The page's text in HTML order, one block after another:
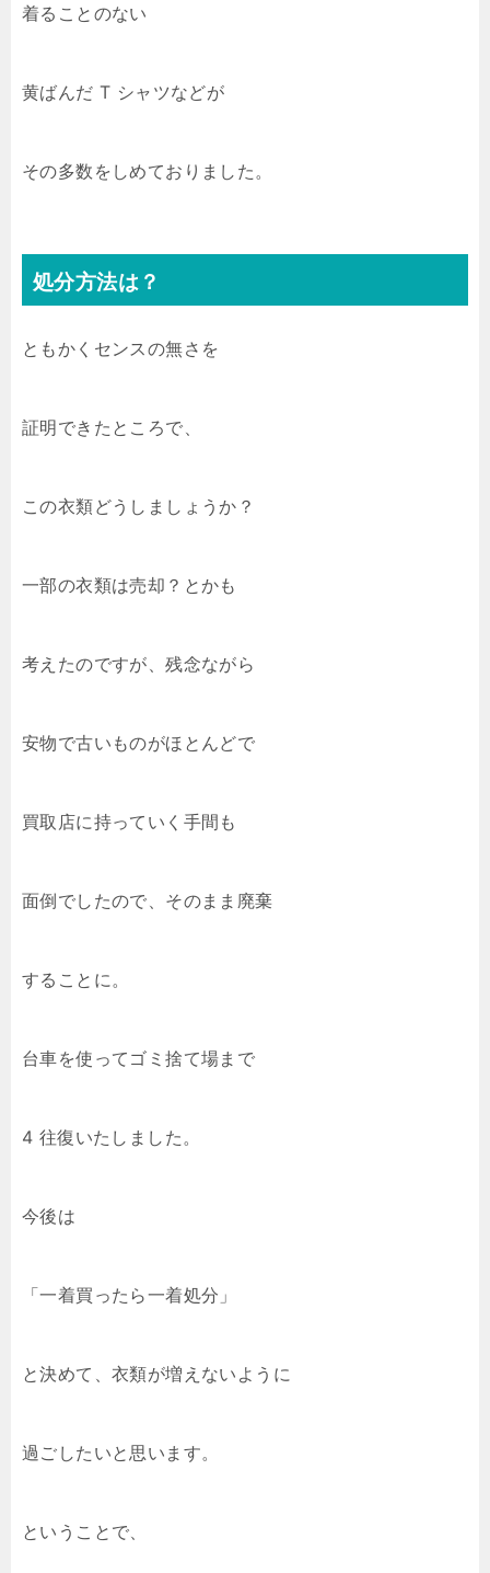
着ることのない
黄ばんだ T シャツなどが
その多数をしめておりました。
処分方法は？
ともかくセンスの無さを
証明できたところで、
この衣類どうしましょうか？
一部の衣類は売却？とかも
考えたのですが、残念ながら
安物で古いものがほとんどで
買取店に持っていく手間も
面倒でしたので、そのまま廃棄
することに。
台車を使ってゴミ捨て場まで
4 往復いたしました。
今後は
「一着買ったら一着処分」
と決めて、衣類が増えないように
過ごしたいと思います。
ということで、